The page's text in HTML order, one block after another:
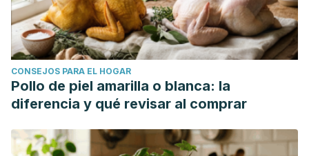
CONSEJOS PARA EL HOGAR
Pollo de piel amarilla o blanca: la
diferencia y qué revisar al comprar